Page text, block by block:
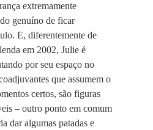
extremamente
genuíno de ficar
E, diferentemente de
em 2002, Julie é
por seu espaço no
que assumem o
certos, são figuras
– outro ponto em comum
dar algumas patadas e